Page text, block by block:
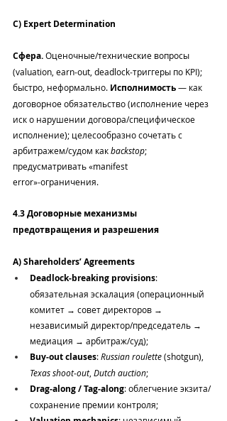
C) Expert Determination
Сфера. Оценочные/технические вопросы
(valuation, earn‑out, deadlock‑триггеры по KPI);
быстро, неформально. Исполнимость — как
договорное обязательство (исполнение через
иск о нарушении договора/специфическое
исполнение); целесообразно сочетать с
арбитражем/судом как backstop;
предусматривать «manifest
error»‑ограничения.
4.3 Договорные механизмы
предотвращения и разрешения
A) Shareholders’ Agreements
Deadlock‑breaking provisions:
обязательная эскалация (операционный
комитет → совет директоров →
независимый директор/председатель →
медиация → арбитраж/суд);
Buy‑out clauses: Russian roulette (shotgun),
Texas shoot‑out, Dutch auction;
Drag‑along / Tag‑along: облегчение экзита/
сохранение премии контроля;